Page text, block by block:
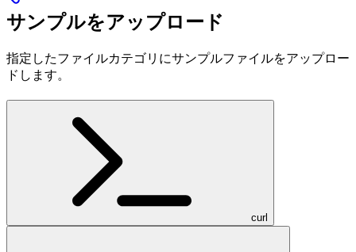
サンプルをアップロード
指定したファイルカテゴリにサンプルファイルをアップロー
ドします。
curl